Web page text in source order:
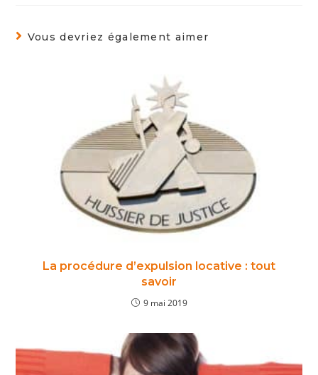
Vous devriez également aimer
La procédure d’expulsion locative : tout
savoir
9 mai 2019